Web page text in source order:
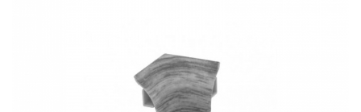
Accesorii pentru cofraje